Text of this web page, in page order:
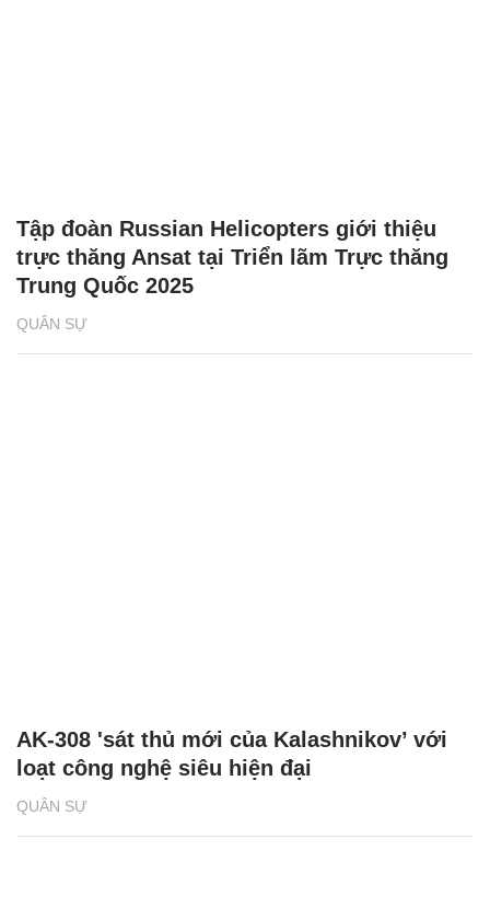
QUÂN SỰ
Tập đoàn Russian Helicopters giới thiệu
trực thăng Ansat tại Triển lãm Trực thăng
Trung Quốc 2025
QUÂN SỰ
AK-308 'sát thủ mới của Kalashnikov’ với
loạt công nghệ siêu hiện đại